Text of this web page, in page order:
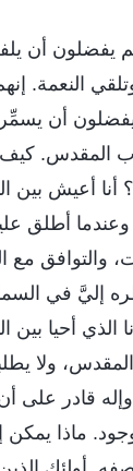
يفضلون أن
النعمة.
أن
المقدس.
أنا أعيش
وعندما أطلق
والتوافق
إليَّ في
الذي أحيا
المقدس، ولا
قادر على
ماذا